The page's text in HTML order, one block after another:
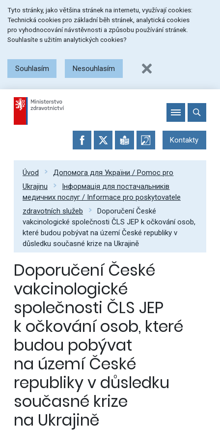
na
menu
na
obsah
na
patičku
stránky
Tyto stránky, jako většina stránek na internetu, využívají cookies:
Technická cookies pro základní běh stránek, analytická cookies
pro vyhodnocování návstěvnosti a způsobu používání stránek.
Souhlasíte s užitím analytických cookies?
Souhlasím Nesouhlasím
Kontakty
Úvod
Допомога для України / Pomoc pro
Ukrajinu
Інформація для постачальників
медичних послуг / Informace pro poskytovatele
zdravotních služeb
Doporučení České
vakcinologické společnosti ČLS JEP k očkování osob,
které budou pobývat na území České republiky v
důsledku současné krize na Ukrajině
Doporučení České
vakcinologické
společnosti ČLS JEP
k očkování osob, které
budou pobývat
na území České
republiky v důsledku
současné krize
na Ukrajině